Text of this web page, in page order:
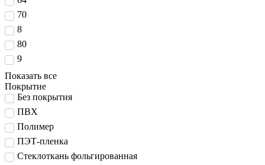
70
8
80
9
Показать все
Покрытие
Без покрытия
ПВХ
Полимер
ПЭТ-пленка
Стеклоткань фольгированная